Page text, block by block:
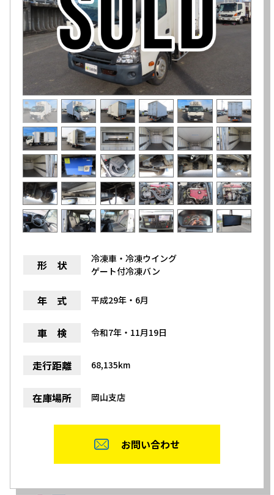
形 状
冷凍車・冷凍ウイング
ゲート付冷凍バン
年 式 平成29年・6月
車 検 令和7年・11月19日
走行距離 68,135km
在庫場所 岡山支店
お問い合わせ